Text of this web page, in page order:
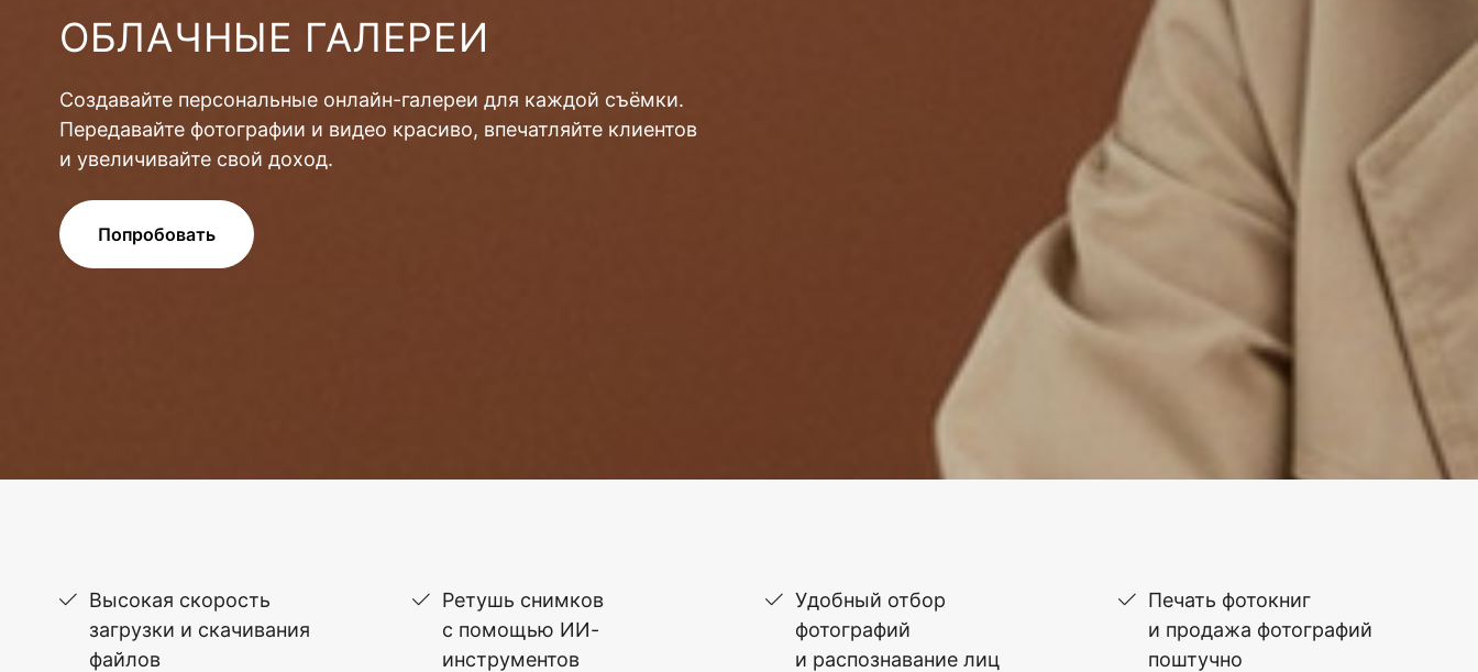
ОБЛАЧНЫЕ ГАЛЕРЕИ
Создавайте персональные онлайн-галереи для каждой съёмки.
Передавайте фотографии и видео красиво, впечатляйте клиентов
и увеличивайте свой доход.
Попробовать
Высокая скорость
загрузки и скачивания
файлов
Ретушь снимков
с помощью ИИ-
инструментов
Удобный отбор
фотографий
и распознавание лиц
Печать фотокниг
и продажа фотографий
поштучно